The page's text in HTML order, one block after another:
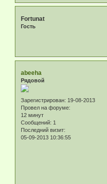
Fortunat
Гость
abeeha
Рядовой
Зарегистрирован: 19-08-2013
Провел на форуме:
12 минут
Сообщений: 1
Последний визит:
05-09-2013 10:36:55